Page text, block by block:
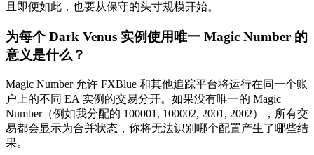
且即便如此，也要从保守的头寸规模开始。
为每个 Dark Venus 实例使用唯一 Magic Number 的
意义是什么？
Magic Number 允许 FXBlue 和其他追踪平台将运行在同一个账
户上的不同 EA 实例的交易分开。如果没有唯一的 Magic
Number（例如我分配的 100001, 100002, 2001, 2002），所有交
易都会显示为合并状态，你将无法识别哪个配置产生了哪些结
果。